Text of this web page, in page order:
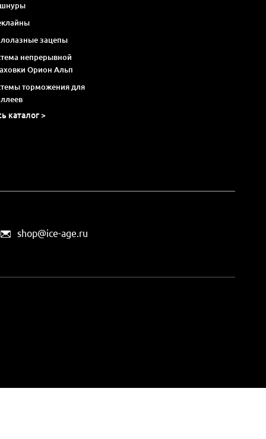
зацепы
непрерывной
Орион Альп
торможения для
каталог >
shop@ice-age.ru